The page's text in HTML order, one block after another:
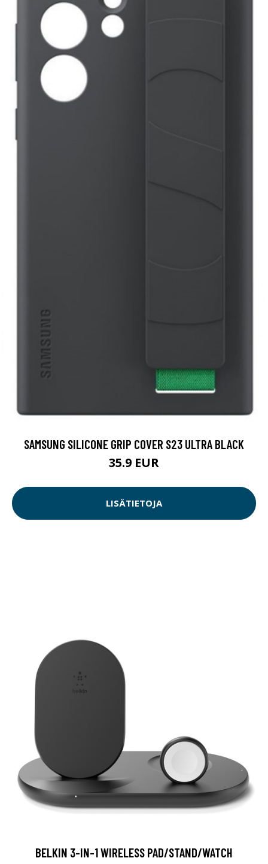
SAMSUNG SILICONE GRIP COVER S23 ULTRA BLACK
35.9 EUR
LISÄTIETOJA
BELKIN 3-IN-1 WIRELESS PAD/STAND/WATCH